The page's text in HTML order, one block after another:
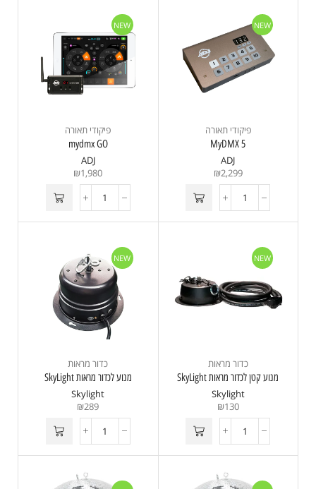
NEW
פיקודי תאורה
MyDMX 5
ADJ
₪2,299
NEW
פיקודי תאורה
mydmx GO
ADJ
₪1,980
NEW
כדור מראות
מנוע קטן לכדור מראות SkyLight
Skylight
₪130
NEW
כדור מראות
מנוע לכדור מראות SkyLight
Skylight
₪289